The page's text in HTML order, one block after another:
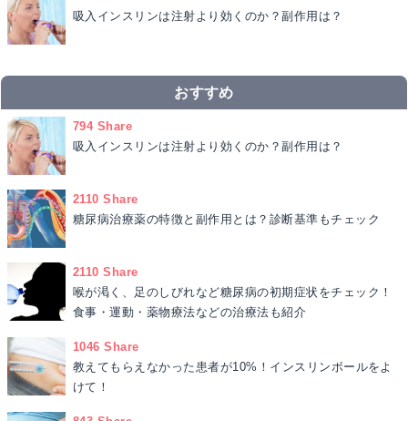
吸入インスリンは注射より効くのか？副作用は？
おすすめ
794 Share
吸入インスリンは注射より効くのか？副作用は？
2110 Share
糖尿病治療薬の特徴と副作用とは？診断基準もチェック
2110 Share
喉が渇く、足のしびれなど糖尿病の初期症状をチェック！
食事・運動・薬物療法などの治療法も紹介
1046 Share
教えてもらえなかった患者が10%！インスリンボールをよ
けて！